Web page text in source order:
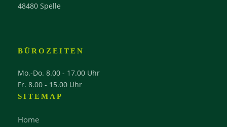
48480 Spelle
BÜROZEITEN
Mo.-Do. 8.00 - 17.00 Uhr
Fr. 8.00 - 15.00 Uhr
SITEMAP
Home